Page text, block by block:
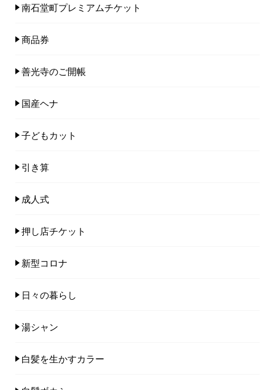
南石堂町プレミアムチケット
商品券
善光寺のご開帳
国産ヘナ
子どもカット
引き算
成人式
押し店チケット
新型コロナ
日々の暮らし
湯シャン
白髪を生かすカラー